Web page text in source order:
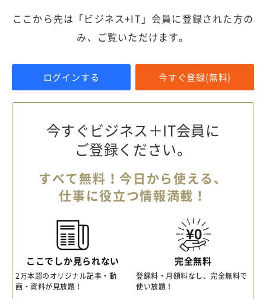
ここから先は「ビジネス+IT」会員に登録された方の
み、ご覧いただけます。
ログインする 今すぐ登録(無料)
今すぐビジネス＋IT会員に
ご登録ください。
すべて無料！今日から使える、
仕事に役立つ情報満載！
ここでしか見られない
2万本超のオリジナル記事・動
画・資料が見放題！
完全無料
登録料・月額料なし、完全無料で
使い放題！